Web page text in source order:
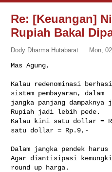
Re: [Keuangan]
Rupiah Bakal
Dody Dharma Hutabarat Mon,
Kalau redenominasi
sistem pembayaran, dalam
jangka panjang dampaknya
Rupiah jadi lebih pede.
Kalau kini satu dollar =
satu dollar = Rp.9,-
Dalam jangka pendek
Agar diantisipasi
round up harga.